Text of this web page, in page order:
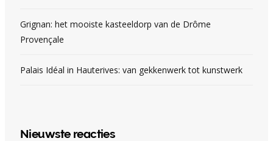
Grignan: het mooiste kasteeldorp van de Drôme
Provençale
Palais Idéal in Hauterives: van gekkenwerk tot kunstwerk
Nieuwste reacties